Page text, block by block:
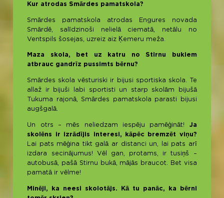
Kur atrodas Smārdes pamatskola?
Smārdes pamatskola atrodas Engures novada
Smārdē, salīdzinoši nelielā ciematā, netālu no
Ventspils šosejas, uzreiz aiz Ķemeru meža.
Maza skola, bet uz katru no Stirnu bukiem
atbrauc gandrīz pussimts bērnu?
Smārdes skola vēsturiski ir bijusi sportiska skola. Te
allaž ir bijuši labi sportisti un starp skolām bijušā
Tukuma rajonā, Smārdes pamatskola parasti bijusi
augšgalā.
Un otrs – mēs neliedzam iespēju pamēģināt! Ja
skolēns ir izrādījis interesi, kāpēc bremzēt viņu?
Lai pats mēģina tikt galā ar distanci un, lai pats arī
izdara secinājumus! Vēl gan, protams, ir tusiņš –
autobusā, pašā Stirnu bukā, mājās braucot. Bet visa
pamatā ir vēlme!
Minēji, ka neesi skolotājs. Kā tu panāc, ka bērni